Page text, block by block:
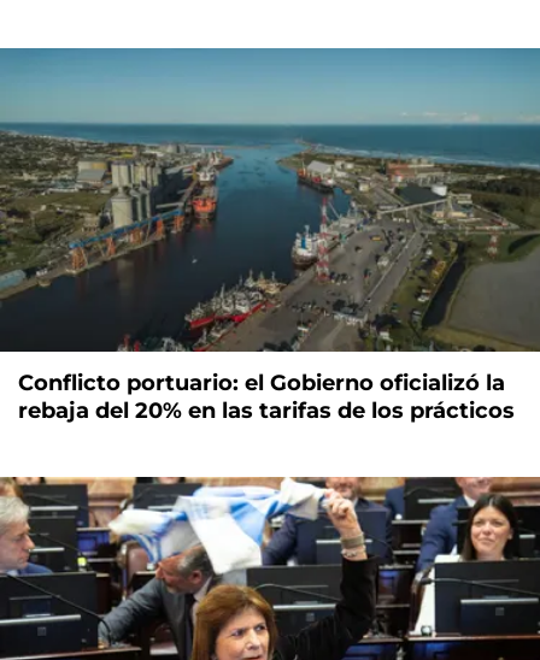
Conflicto portuario: el Gobierno oficializó la
rebaja del 20% en las tarifas de los prácticos